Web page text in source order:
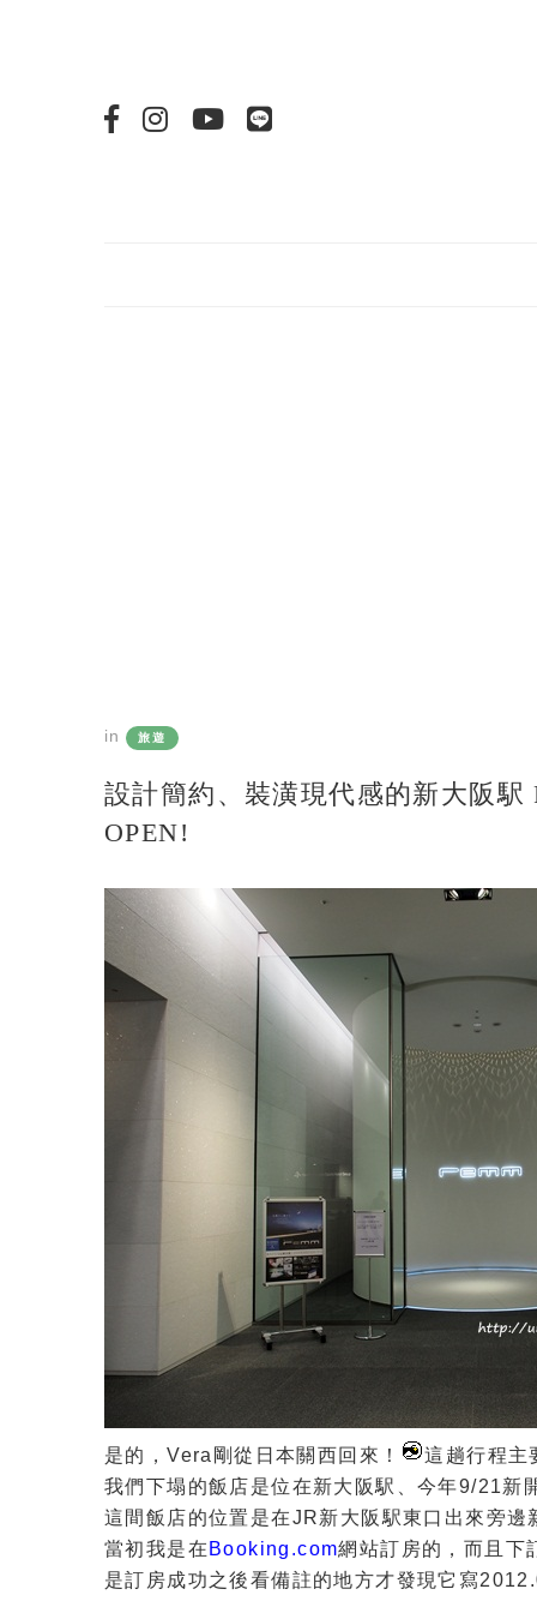
in 旅遊
設計簡約、裝潢現代感的新大阪
OPEN!
是的，Vera剛從日本關西回來！
這趟行程主
我們下塌的飯店是位在新大阪駅、今年9/21新
這間飯店的位置是在JR新大阪駅東口出來旁
當初我是在 Booking.com網站訂房的，而且下
是訂房成功之後看備註的地方才發現它寫